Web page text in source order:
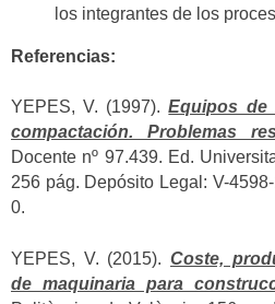
los integrantes de los
Referencias:
YEPES, V. (1997).Equipos de
compactación. Problemas
Docente nº 97.439. Ed.
256 pág. Depósito Legal: V-
0.
YEPES, V. (2015). Coste,
de maquinaria para